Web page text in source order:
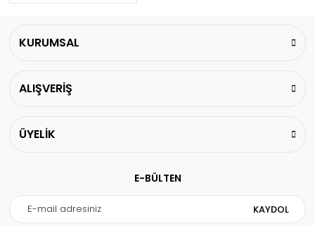
KURUMSAL
ALIŞVERİŞ
ÜYELİK
E-BÜLTEN
KAYDOL